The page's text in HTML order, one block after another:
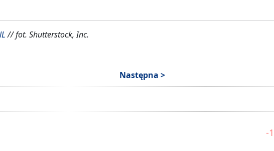
// fot. Shutterstock, Inc.
Następna >
-1